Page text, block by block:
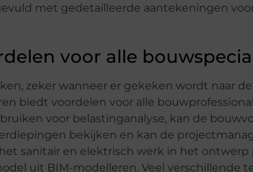
met gedetailleerde aantekeningen
voor alle
zeker wanneer er gekeken wordt naar
biedt voordelen voor alle
voor belastinganalyse, kan de
bekijken en kan de
sanitair en elektrisch werk in het ontwerp
uit BIM-modelleren. Veel verschillende